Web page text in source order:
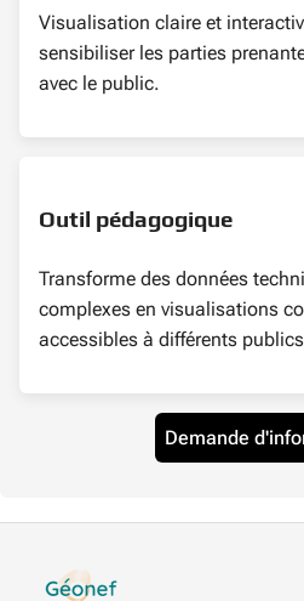
Visualisation claire et
sensibiliser les parties
avec le public.
Outil pédagogique
Transforme des données
complexes en visualisations
accessibles à différents
Demande